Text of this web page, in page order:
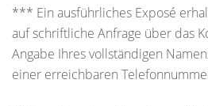
*** Ein ausführliches Exposé
auf schriftliche Anfrage über das
Angabe Ihres vollständigen
einer erreichbaren